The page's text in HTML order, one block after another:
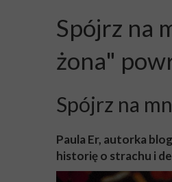
Spójrz na
żona"
Spójrz na
Paula Er, autorka
historię o strachu i